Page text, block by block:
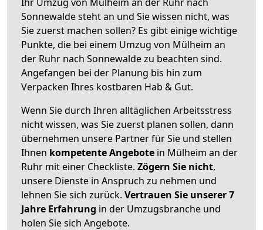
Sonnewalde steht an und Sie wissen nicht, was
Sie zuerst machen sollen? Es gibt einige wichtige
Punkte, die bei einem Umzug von Mülheim an
der Ruhr nach Sonnewalde zu beachten sind.
Angefangen bei der Planung bis hin zum
Verpacken Ihres kostbaren Hab & Gut.
Wenn Sie durch Ihren alltäglichen Arbeitsstress
nicht wissen, was Sie zuerst planen sollen, dann
übernehmen unsere Partner für Sie und stellen
Ihnen kompetente Angebote in Mülheim an der
Ruhr mit einer Checkliste. Zögern Sie nicht,
unsere Dienste in Anspruch zu nehmen und
lehnen Sie sich zurück. Vertrauen Sie unserer 7
Jahre Erfahrung in der Umzugsbranche und
holen Sie sich Angebote.